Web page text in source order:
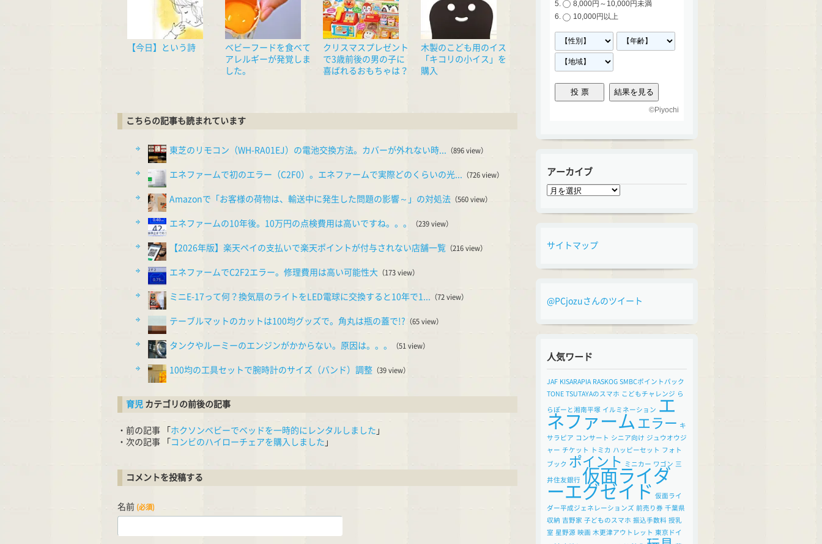
【今日】という詩
ベビーフードを食べて
アレルギーが発覚しま
した。
クリスマスプレゼント
で3歳前後の男の子に
喜ばれるおもちゃは？
木製のこども用のイス
「キコリの小イス」を
購入
こちらの記事も読まれています
東芝のリモコン（WH-RA01EJ）の電池交換方法。カバーが外れない時... （896 view）
エネファームで初のエラー（C2F0）。エネファームで実際どのくらいの光... （726 view）
Amazonで「お客様の荷物は、輸送中に発生した問題の影響～」の対処法 （560 view）
エネファームの10年後。10万円の点検費用は高いですね。。。 （239 view）
【2026年版】楽天ペイの支払いで楽天ポイントが付与されない店舗一覧 （216 view）
エネファームでC2F2エラー。修理費用は高い可能性大 （173 view）
ミニE-17って何？換気扇のライトをLED電球に交換すると10年で1... （72 view）
テーブルマットのカットは100均グッズで。角丸は瓶の蓋で!? （65 view）
タンクやルーミーのエンジンがかからない。原因は。。。 （51 view）
100均の工具セットで腕時計のサイズ（バンド）調整 （39 view）
育児 カテゴリの前後の記事
・前の記事 「 ホクソンベビーでベッドを一時的にレンタルしました 」
・次の記事 「 コンビのハイローチェアを購入しました 」
コメントを投稿する
名前 (必須)
8,000円～10,000円未満
10,000円以上
©Piyochi
アーカイブ
ア
カ
サイトマップ
@PCjozuさんのツイート
人気ワード
JAF KISARAPIA RASKOG SMBCポイントパック
TONE TSUTAYAのスマホ こどもチャレンジ ら
らぽーと湘南平塚 イルミネーション エ
ネファーム エラー キ
サラピア コンサート シニア向け ジュウオウジ
ャー チケット トミカ ハッピーセット フォト
ブック ポイント ミニカー ワゴン 三
井住友銀行 仮面ライダ
ーエグゼイド 仮面ライ
ダー平成ジェネレーションズ 前売り券 千葉県
収納 吉野家 子どものスマホ 振込手数料 授乳
室 星野源 映画 木更津アウトレット 東京ドイ